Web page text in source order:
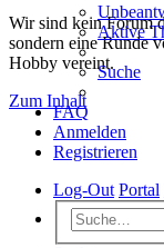
Wir sind kein Forum
sondern eine Runde
Hobby vereint.
Zum Inhalt
Aktive
Suche
FAQ
Anmelden
Registrieren
Log-Out Portal